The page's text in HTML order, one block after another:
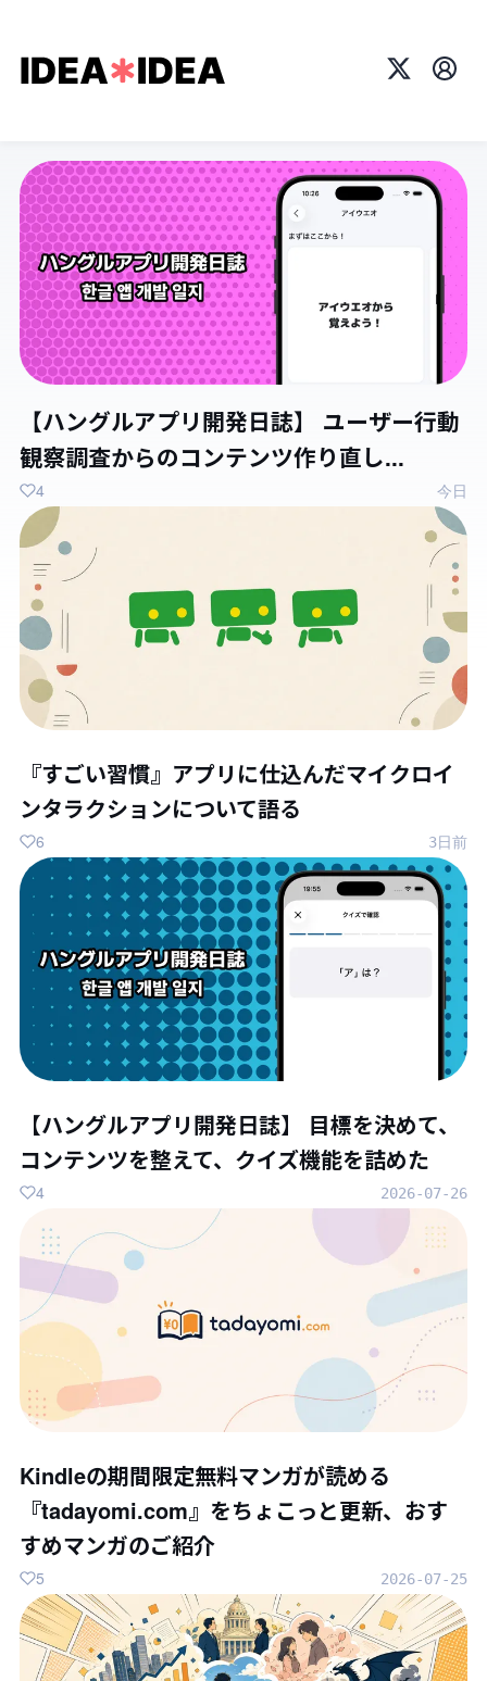
X プロ
【ハングルアプリ開発日誌】 ユーザー行動
観察調査からのコンテンツ作り直し...
今日
4
『すごい習慣』アプリに仕込んだマイクロイ
ンタラクションについて語る
3日前
6
【ハングルアプリ開発日誌】 目標を決めて、
コンテンツを整えて、クイズ機能を詰めた
2026-07-26
4
Kindleの期間限定無料マンガが読める
『tadayomi.com』をちょこっと更新、おす
すめマンガのご紹介
2026-07-25
5